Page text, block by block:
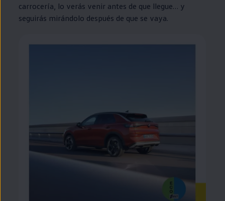
carrocería, lo verás venir antes de que llegue… y
seguirás mirándolo después de que se vaya.